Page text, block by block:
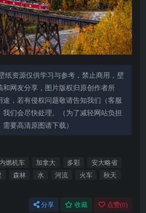
纸资源仅供学习与参考，禁止商用，壁
和网友分享，图片版权归原创作者所
，若有侵权问题敬请告知我们（客服
们会尽快处理。（为了减轻网站负担
要高清原图请下载）
内燃机车 加拿大 多彩
安大略省
森林 水 河流 火车
秋天
分享 收藏 点赞(0)